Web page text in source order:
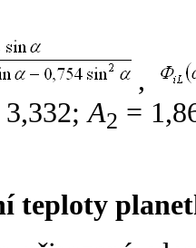
,
3,332;A2 =
teploty